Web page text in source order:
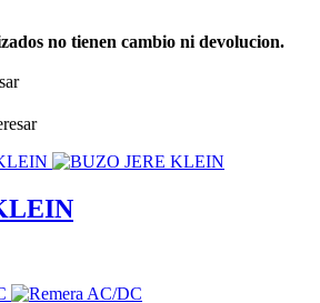
no tienen cambio ni devolucion.